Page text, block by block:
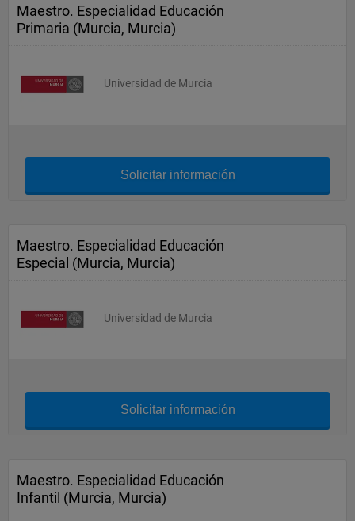
Maestro. Especialidad Educación
Primaria (Murcia, Murcia)
Universidad de Murcia
Solicitar información
Maestro. Especialidad Educación
Especial (Murcia, Murcia)
Universidad de Murcia
Solicitar información
Maestro. Especialidad Educación
Infantil (Murcia, Murcia)